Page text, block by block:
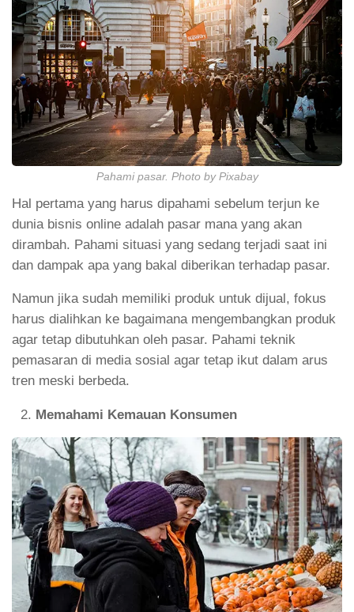
Pahami pasar. Photo by Pixabay
Hal pertama yang harus dipahami sebelum terjun ke
dunia bisnis online adalah pasar mana yang akan
dirambah. Pahami situasi yang sedang terjadi saat ini
dan dampak apa yang bakal diberikan terhadap pasar.
Namun jika sudah memiliki produk untuk dijual, fokus
harus dialihkan ke bagaimana mengembangkan produk
agar tetap dibutuhkan oleh pasar. Pahami teknik
pemasaran di media sosial agar tetap ikut dalam arus
tren meski berbeda.
Memahami Kemauan Konsumen